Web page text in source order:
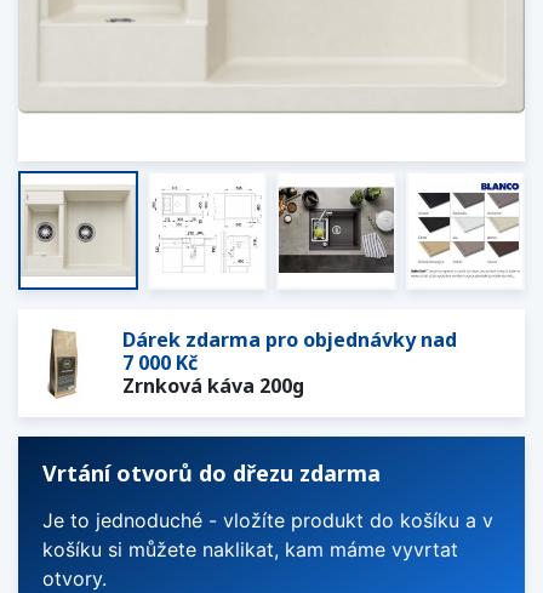
Dárek zdarma pro objednávky nad
7 000 Kč
Zrnková káva 200g
Vrtání otvorů do dřezu zdarma
Je to jednoduché - vložíte produkt do košíku a v
košíku si můžete naklikat, kam máme vyvrtat
otvory.